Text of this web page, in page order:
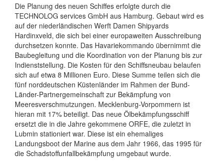
Die Planung des neuen Schiffes erfolgte durch die
TECHNOLOG services GmbH aus Hamburg. Gebaut wird es
auf der niederländischen Werft Damen Shipyards
Hardinxveld, die sich bei einer europaweiten Ausschreibung
durchsetzen konnte. Das Havariekommando übernimmt die
Baubegleitung und die Koordination von der Planung bis zur
Indienststellung. Die Kosten für den Schiffsneubau belaufen
sich auf etwa 8 Millionen Euro. Diese Summe teilen sich die
fünf norddeutschen Küstenländer im Rahmen der Bund-
Länder-Partnergemeinschaft zur Bekämpfung von
Meeresverschmutzungen. Mecklenburg-Vorpommern ist
hieran mit 17% beteiligt. Das neue Ölbekämpfungsschiff
ersetzt die in die Jahre gekommene ORFE, die zuletzt in
Lubmin stationiert war. Diese ist ein ehemaliges
Landungsboot der Marine aus dem Jahr 1966, das 1995 für
die Schadstoffunfallbekämpfung umgebaut wurde.